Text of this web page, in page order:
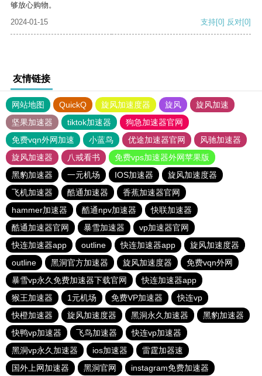
够放心购物。
2024-01-15
支持[0] 反对[0]
友情链接
网站地图 QuickQ 旋风加速度器 旋风
旋风加速
坚果加速器
tiktok加速器
狗急加速器官网
免费vqn外网加速
小蓝鸟 优途加速器官网
风驰加速器
旋风加速器
八戒看书
免费vps加速器外网苹果版
黑豹加速器
一元机场 IOS加速器
旋风加速度器
飞机加速器
酷通加速器
香蕉加速器官网
hammer加速器
酷通npv加速器
快联加速器
酷通加速器官网
暴雪加速器
vp加速器官网
快连加速器app
outline 快连加速器app
旋风加速度器
outline
黑洞官方加速器 旋风加速度器
免费vqn外网
暴雪vp永久免费加速器下载官网
快连加速器app
猴王加速器
1元机场 免费VP加速器
快连vp
快橙加速器
旋风加速度器 黑洞永久加速器
黑豹加速器
快鸭vp加速器
飞鸟加速器
快连vp加速器
黑洞vp永久加速器
ios加速器
雷霆加器速
国外上网加速器
黑洞官网 instagram免费加速器